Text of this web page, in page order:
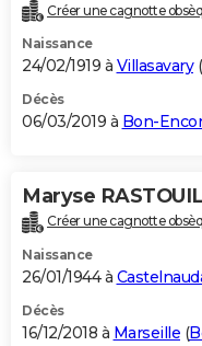
Créer une cagnotte
Naissance
24/02/1919 à Villasavary(
Décès
06/03/2019 à Bon-
Maryse RASTOUIL
Créer une cagnotte
Naissance
26/01/1944 à
Décès
16/12/2018 à Marseille (